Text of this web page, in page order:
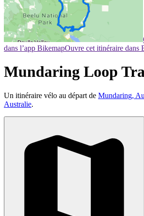
dans l’app BikemapOuvre cet itinéraire dans
Mundaring Loop
Un itinéraire vélo au départ de Mundaring,
Australie.